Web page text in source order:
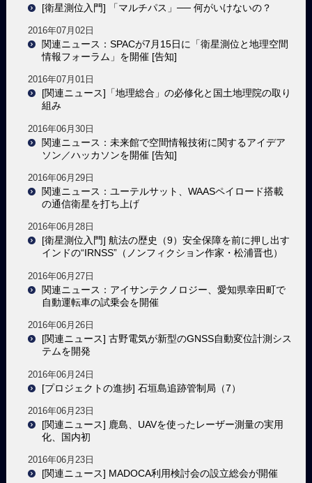
[衛星測位入門] 「マルチパス」── 何がいけないの？
2016年07月02日
関連ニュース：SPACが7月15日に「衛星測位と地理空間
情報フォーラム」を開催 [告知]
2016年07月01日
[関連ニュース]「地理総合」の必修化と国土地理院の取り
組み
2016年06月30日
関連ニュース：未来館で空間情報技術に関するアイデア
ソン／ハッカソンを開催 [告知]
2016年06月29日
関連ニュース：ユーテルサット、WAASペイロード搭載
の通信衛星を打ち上げ
2016年06月28日
[衛星測位入門] 航法の歴史（9）安全保障を前に押し出す
インドの“IRNSS”（ノンフィクション作家・松浦晋也）
2016年06月27日
関連ニュース：アイサンテクノロジー、愛知県幸田町で
自動運転車の試乗会を開催
2016年06月26日
[関連ニュース] 古野電気が新型のGNSS自動変位計測シス
テムを開発
2016年06月24日
[プロジェクトの進捗] 石垣島追跡管制局（7）
2016年06月23日
[関連ニュース] 鹿島、UAVを使ったレーザー測量の実用
化、国内初
2016年06月23日
[関連ニュース] MADOCA利用検討会の設立総会が開催